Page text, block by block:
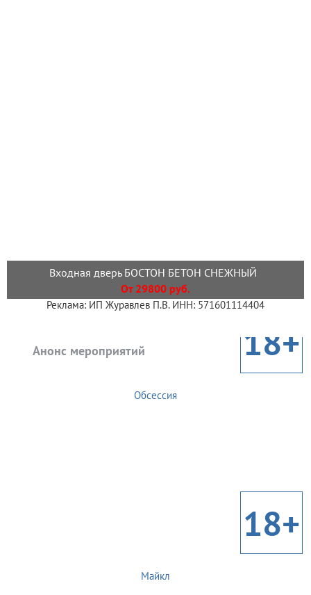
Входная дверь БОСТОН БЕТОН СНЕЖНЫЙ
От 29800 руб.
Реклама: ИП Журавлев П.В. ИНН: 571601114404
Анонс мероприятий 18+
Обсессия
18+
Майкл